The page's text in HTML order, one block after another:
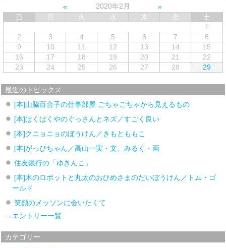
2020年2月
日
月 火 水 木 金
土
1
2
3 4 5 6 7
8
9
10 11 12 13 14
15
16
17 18 19 20 21
22
23
24 25 26 27 28 29
最近のトピックス
[本]山脇百合子の仕事部屋 ごちゃごちゃから見えるもの
[本]ぱくぱくやのぐっさんとネズ／すごく良い
[本]クニョニョのぼうけん／きもとももこ
[本]がっぴちゃん／高山一実・文、みるく・画
住友銀行の「ゆきんこ」
[本]木のロボットと丸太のおひめさまのだいぼうけん／トム・ゴ
ールド
笑顔のメッソンに会いたくて
→ エントリー一覧
カテゴリー